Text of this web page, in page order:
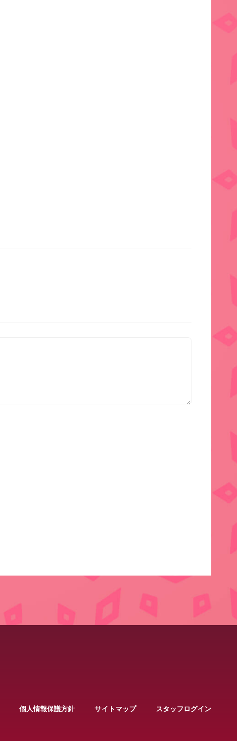
個人情報保護方針 サイトマップ スタッフログイン